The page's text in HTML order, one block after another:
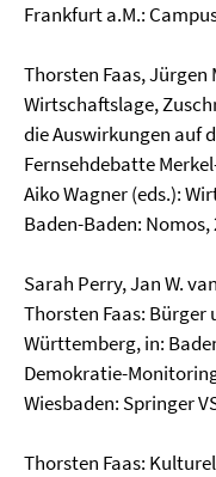
Frankfurt a.M.:
Thorsten Faas,
Wirtschaftslage,
die Auswirkungen auf
Fernsehdebatte
Aiko Wagner (eds.):
Baden-Baden: Nomos,
Sarah Perry, Jan W.
Thorsten Faas:
Württemberg, in:
Demokratie-
Wiesbaden: Springer
Thorsten Faas: